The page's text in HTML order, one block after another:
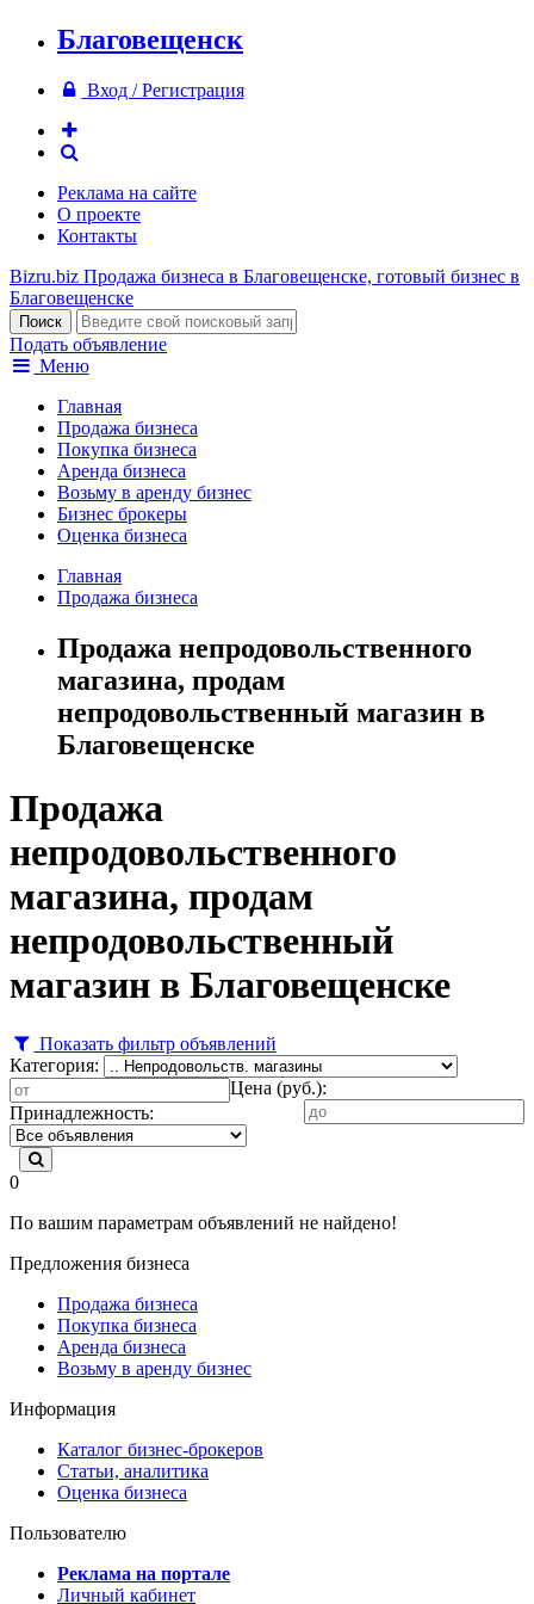
Благовещенск
Вход / Регистрация
Реклама на сайте
О проекте
Контакты
Bizru.biz Продажа бизнеса в Благовещенске, готовый бизнес в
Благовещенске
Подать объявление
Меню
Главная
Продажа бизнеса
Покупка бизнеса
Аренда бизнеса
Возьму в аренду бизнес
Бизнес брокеры
Оценка бизнеса
Главная
Продажа бизнеса
Продажа непродовольственного
магазина, продам
непродовольственный магазин в
Благовещенске
Продажа
непродовольственного
магазина, продам
непродовольственный
магазин в Благовещенске
Показать фильтр объявлений
Категория:
Цена (руб.):
Принадлежность:
0
По вашим параметрам объявлений не найдено!
Предложения бизнеса
Продажа бизнеса
Покупка бизнеса
Аренда бизнеса
Возьму в аренду бизнес
Информация
Каталог бизнес-брокеров
Статьи, аналитика
Оценка бизнеса
Пользователю
Реклама на портале
Личный кабинет